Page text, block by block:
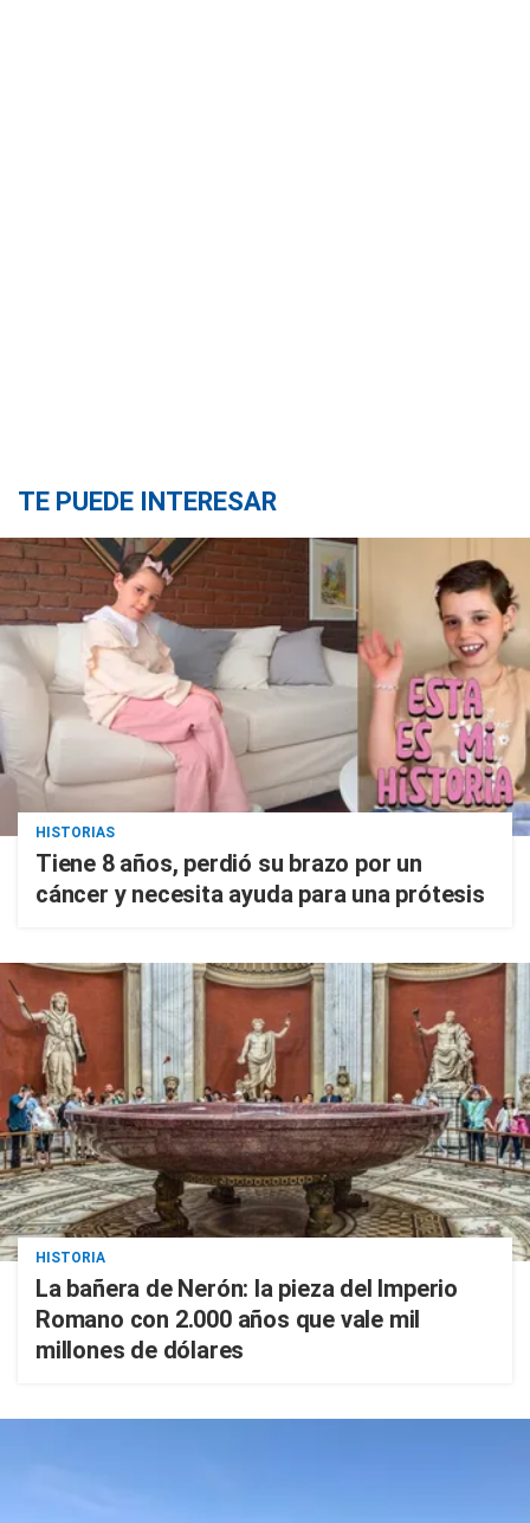
TE PUEDE INTERESAR
HISTORIAS
Tiene 8 años, perdió su brazo por un
cáncer y necesita ayuda para una prótesis
HISTORIA
La bañera de Nerón: la pieza del Imperio
Romano con 2.000 años que vale mil
millones de dólares